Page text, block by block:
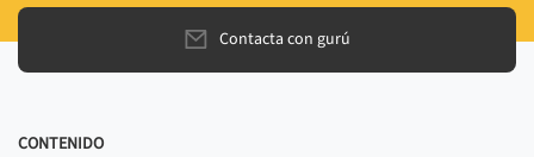
Contacta con gurú
CONTENIDO